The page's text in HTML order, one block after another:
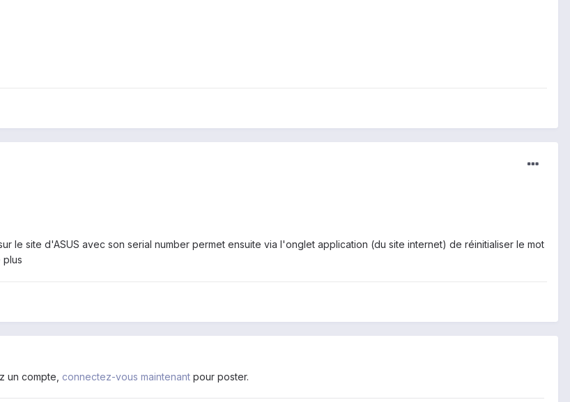
le site d'ASUS avec son serial number permet ensuite via l'onglet application (du site internet) de réinitialiser le mot
plus
un compte, connectez-vous maintenant pour poster.